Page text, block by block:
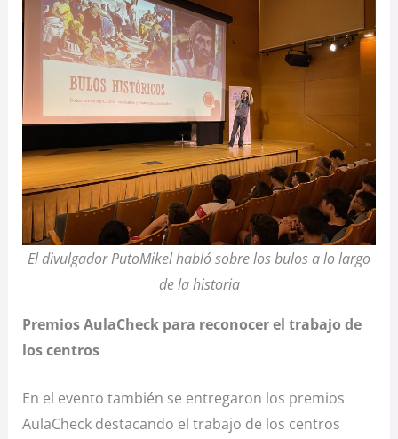
El divulgador PutoMikel habló sobre los bulos a lo largo
de la historia
Premios AulaCheck para reconocer el trabajo de
los centros
En el evento también se entregaron los premios
AulaCheck destacando el trabajo de los centros